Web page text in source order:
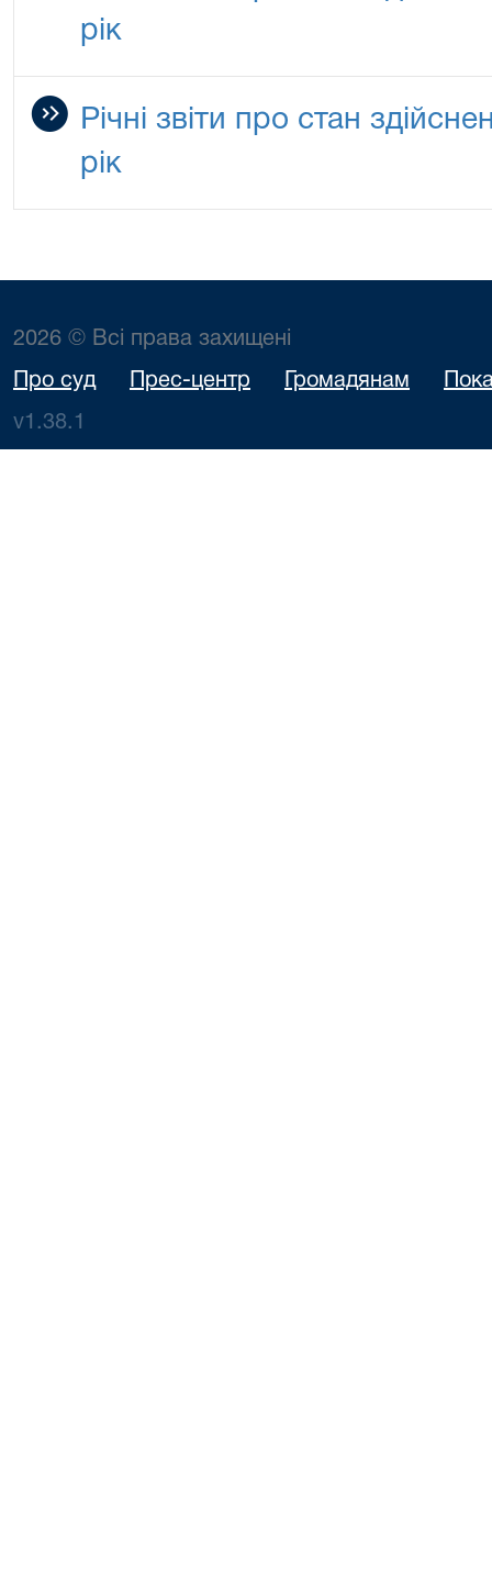
рік
Річні звіти про стан
рік
2026 © Всі права захищені
Про суд Прес-центр Громадянам
v1.38.1